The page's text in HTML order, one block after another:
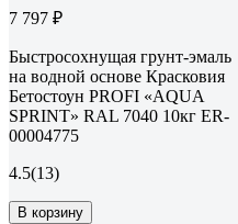
7 797 ₽
Быстросохнущая грунт-эмаль
на водной основе Красковия
Бетостоун PROFI «AQUA
SPRINT» RAL 7040 10кг ER-
00004775
4.5(13)
В корзину